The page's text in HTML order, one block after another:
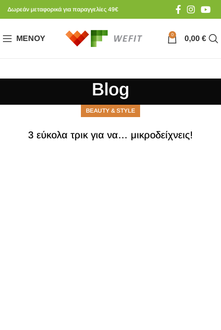
Δωρεάν μεταφορικά για παραγγελίες 49€
ΜΕΝΟΎ 0 0,00 €
Blog
BEAUTY & STYLE
3 εύκολα τρικ για να… μικροδείχνεις!